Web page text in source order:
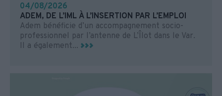
04/08/2026
ADEM, DE L’IML À L’INSERTION PAR L’EMPLOI
Adem bénéficie d’un accompagnement socio-
professionnel par l’antenne de L’Îlot dans le Var.
Il a également...